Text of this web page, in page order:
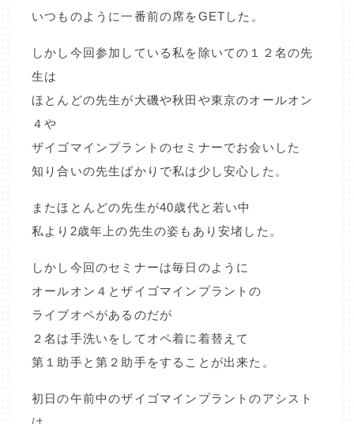
いつものように一番前の席をGETした。
しかし今回参加している私を除いての１２名の先
生は
ほとんどの先生が大磯や秋田や東京のオールオン
４や
ザイゴマインプラントのセミナーでお会いした
知り合いの先生ばかりで私は少し安心した。
またほとんどの先生が40歳代と若い中
私より2歳年上の先生の姿もあり安堵した。
しかし今回のセミナーは毎日のように
オールオン４とザイゴマインプラントの
ライブオペがあるのだが
２名は手洗いをしてオペ着に着替えて
第１助手と第２助手をすることが出来た。
初日の午前中のザイゴマインプラントのアシスト